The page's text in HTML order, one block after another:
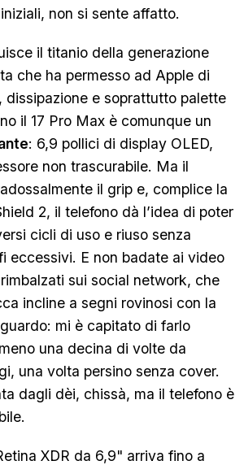
non si sente affatto.
il titanio della generazione
che ha permesso ad Apple di
dissipazione e soprattutto palette
il 17 Pro Max è comunque un
: 6,9 pollici di display OLED,
non trascurabile. Ma il
il grip e, complice la
2, il telefono dà l’idea di poter
cicli di uso e riuso senza
eccessivi. E non badate ai video
sui social network, che
incline a segni rovinosi con la
mi è capitato di farlo
una decina di volte da
una volta persino senza cover.
dagli dèi, chissà, ma il telefono è
XDR da 6,9" arriva fino a